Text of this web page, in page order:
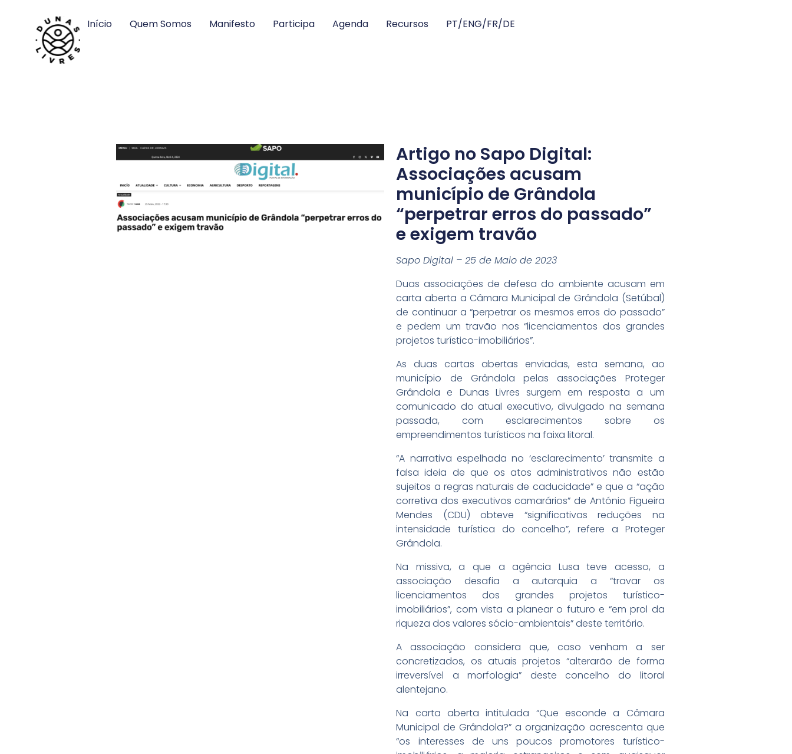
Início Quem Somos Manifesto Participa Agenda Recursos PT/ENG/FR/DE
Artigo no Sapo Digital:
Associações acusam
município de Grândola
“perpetrar erros do passado”
e exigem travão
Sapo Digital – 25 de Maio de 2023
Duas associações de defesa do ambiente acusam em
carta aberta a Câmara Municipal de Grândola (Setúbal)
de continuar a “perpetrar os mesmos erros do passado”
e pedem um travão nos “licenciamentos dos grandes
projetos turístico-imobiliários”.
As duas cartas abertas enviadas, esta semana, ao
município de Grândola pelas associações Proteger
Grândola e Dunas Livres surgem em resposta a um
comunicado do atual executivo, divulgado na semana
passada, com esclarecimentos sobre os
empreendimentos turísticos na faixa litoral.
“A narrativa espelhada no ‘esclarecimento’ transmite a
falsa ideia de que os atos administrativos não estão
sujeitos a regras naturais de caducidade” e que a “ação
corretiva dos executivos camarários” de António Figueira
Mendes (CDU) obteve “significativas reduções na
intensidade turística do concelho”, refere a Proteger
Grândola.
Na missiva, a que a agência Lusa teve acesso, a
associação desafia a autarquia a “travar os
licenciamentos dos grandes projetos turístico-
imobiliários”, com vista a planear o futuro e “em prol da
riqueza dos valores sócio-ambientais” deste território.
A associação considera que, caso venham a ser
concretizados, os atuais projetos “alterarão de forma
irreversível a morfologia” deste concelho do litoral
alentejano.
Na carta aberta intitulada “Que esconde a Câmara
Municipal de Grândola?” a organização acrescenta que
“os interesses de uns poucos promotores turístico-